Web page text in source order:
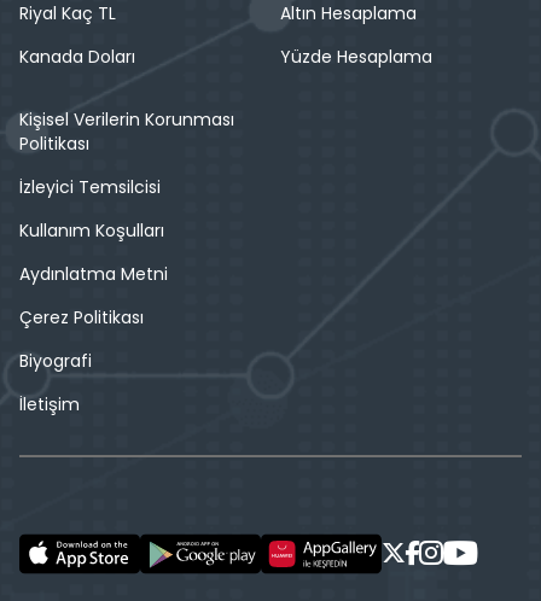
Riyal Kaç TL
Kanada Doları
Altın Hesaplama
Yüzde Hesaplama
Kişisel Verilerin Korunması
Politikası
İzleyici Temsilcisi
Kullanım Koşulları
Aydınlatma Metni
Çerez Politikası
Biyografi
İletişim